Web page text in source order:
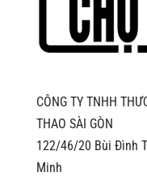
CÔNG TY TNHH
THAO SÀI GÒN
122/46/20 Bùi Đình
Minh